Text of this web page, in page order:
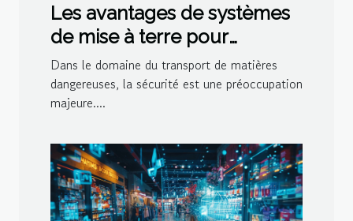
Les avantages de systèmes
de mise à terre pour
camions-citernes
Dans le domaine du transport de matières
dangereuses, la sécurité est une préoccupation
majeure....